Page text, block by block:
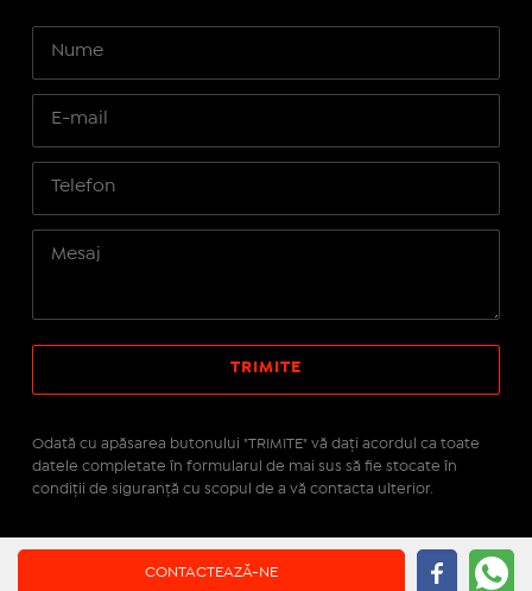
CONTACTEAZĂ-NE
Odată cu apăsarea butonului "TRIMITE" vă daţi acordul ca toate
datele completate în formularul de mai sus să fie stocate în
condiţii de siguranţă cu scopul de a vă contacta ulterior.
IMOPEDIA.ro - Anunțuri
pe tehnologie Real Manager - CRM Imobiliar